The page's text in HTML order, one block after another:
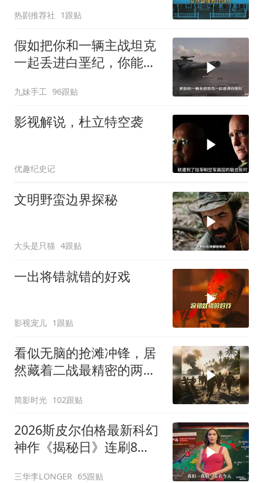
热剧推荐社 1跟贴
假如把你和一辆主战坦克
一起丢进白垩纪，你能统
九妹手工 96跟贴
影视解说，杜立特空袭
优趣纪史记
文明野蛮边界探秘
大头是只猫 4跟贴
一出将错就错的好戏
影视宠儿 1跟贴
看似无脑的抢滩冲锋，居
然藏着二战最精密的两栖
简影时光 102跟贴
2026斯皮尔伯格最新科幻
神作《揭秘日》连刷8
三华李LONGER 65跟贴